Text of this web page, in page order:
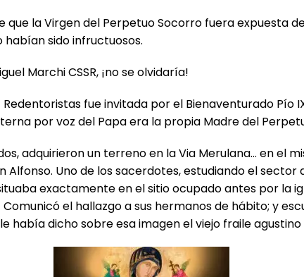
que la Virgen del Perpetuo Socorro fuera expuesta
habían sido infructuosos.
Marchi CSSR, ¡no se olvidaría!
fue invitada por el Bienaventurado Pío
por voz del Papa era la propia Madre del
adquirieron un terreno en la Via Merulana… en el
Alfonso. Uno de los sacerdotes, estudiando el
exactamente en el sitio ocupado antes por la
el hallazgo a sus hermanos de hábito; y
había dicho sobre esa imagen el viejo fraile